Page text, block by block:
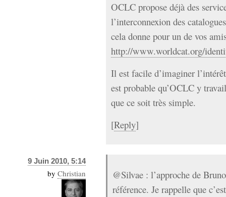
OCLC propose déjà des
l’interconnexion des
cela donne pour un de vos
http://www.worldcat.org/
Il est facile d’imaginer
est probable qu’OCLC y
que ce soit très simple.
[Reply]
9 Juin 2010, 5:14
by Christian
@Silvae : l’approche de
référence. Je rappelle que